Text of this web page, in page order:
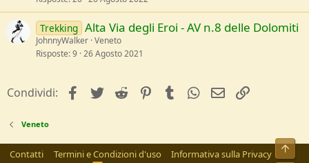
Trekking Alta Via degli Eroi - AV n.8 delle Dolomiti
JohnnyWalker Veneto
Risposte 9 26 Agosto 2021
Condividi: facebookTwitterReddit PinterestTumblrWhatsApp
e-mail
Veneto
Contatti Termini e Condizioni d'uso
Informativa sulla Privacy
Alto